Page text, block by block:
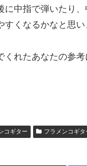
に中指で弾いたり
すくなるかなと思い
くれたあなたの参考
コギター フラメンコギタ